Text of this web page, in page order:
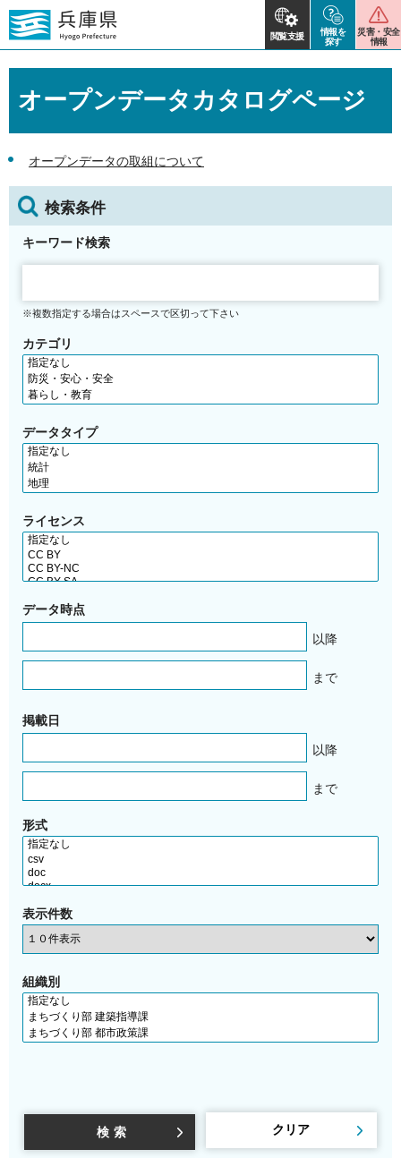
閲覧支援
情報を
探す
災害・安全
情報
オープンデータカタログページ
オープンデータの取組について
検索条件
キーワード検索
※複数指定する場合はスペースで区切って下さい
カテゴリ
データタイプ
ライセンス
データ時点
以降
まで
掲載日
以降
まで
形式
表示件数
組織別